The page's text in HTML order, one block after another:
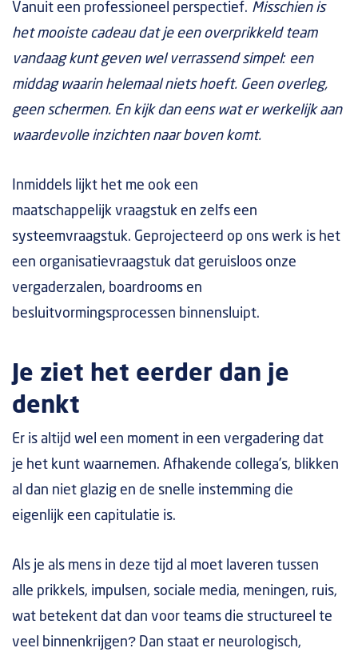
Vanuit een professioneel perspectief. Misschien is
het mooiste cadeau dat je een overprikkeld team
vandaag kunt geven wel verrassend simpel: een
middag waarin helemaal niets hoeft. Geen overleg,
geen schermen. En kijk dan eens wat er werkelijk aan
waardevolle inzichten naar boven komt.
Inmiddels lijkt het me ook een
maatschappelijk vraagstuk en zelfs een
systeemvraagstuk. Geprojecteerd op ons werk is het
een organisatievraagstuk dat geruisloos onze
vergaderzalen, boardrooms en
besluitvormingsprocessen binnensluipt.
Je ziet het eerder dan je
denkt
Er is altijd wel een moment in een vergadering dat
je het kunt waarnemen. Afhakende collega’s, blikken
al dan niet glazig en de snelle instemming die
eigenlijk een capitulatie is.
Als je als mens in deze tijd al moet laveren tussen
alle prikkels, impulsen, sociale media, meningen, ruis,
wat betekent dat dan voor teams die structureel te
veel binnenkrijgen? Dan staat er neurologisch,